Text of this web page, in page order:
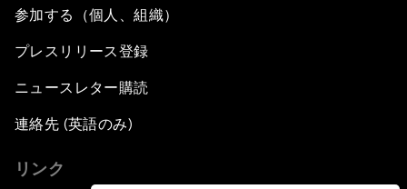
参加する（個人、組織）
プレスリリース登録
ニュースレター購読
連絡先 (英語のみ)
リンク